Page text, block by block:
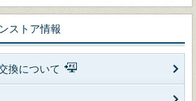
ストア情報
換について